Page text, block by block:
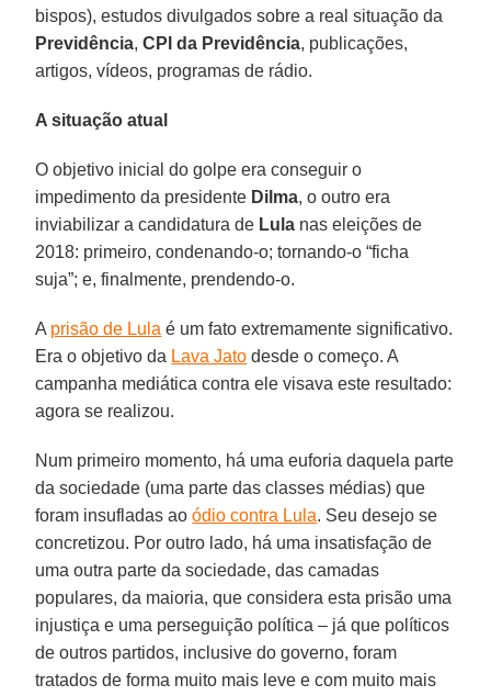
bispos), estudos divulgados sobre a real situação da
Previdência,CPI da Previdência, publicações,
artigos, vídeos, programas de rádio.
A situação atual
O objetivo inicial do golpe era conseguir o
impedimento da presidente Dilma, o outro era
inviabilizar a candidatura de Lula nas eleições de
2018: primeiro, condenando-o; tornando-o “ficha
suja”; e, finalmente, prendendo-o.
A prisão de Lula é um fato extremamente significativo.
Era o objetivo da Lava Jato desde o começo. A
campanha mediática contra ele visava este resultado:
agora se realizou.
Num primeiro momento, há uma euforia daquela parte
da sociedade (uma parte das classes médias) que
foram insufladas aoódio contra Lula. Seu desejo se
concretizou. Por outro lado, há uma insatisfação de
uma outra parte da sociedade, das camadas
populares, da maioria, que considera esta prisão uma
injustiça e uma perseguição política – já que políticos
de outros partidos, inclusive do governo, foram
tratados de forma muito mais leve e com muito mais